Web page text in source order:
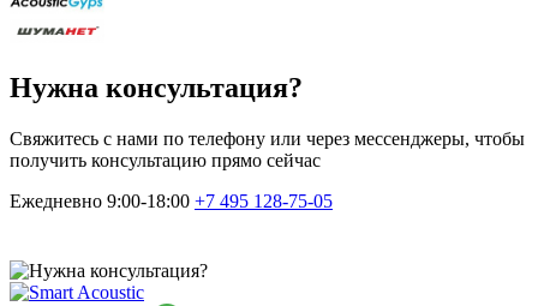
Нужна консультация?
Свяжитесь с нами по телефону или через мессенджеры, чтобы
получить консультацию прямо сейчас
Ежедневно 9:00-18:00 +7 495 128-75-05